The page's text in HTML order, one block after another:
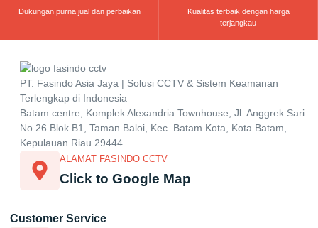
Dukungan purna jual dan perbaikan
Kualitas terbaik dengan harga
terjangkau
PT. Fasindo Asia Jaya | Solusi CCTV & Sistem Keamanan
Terlengkap di Indonesia
Batam centre, Komplek Alexandria Townhouse, Jl. Anggrek Sari
No.26 Blok B1, Taman Baloi, Kec. Batam Kota, Kota Batam,
Kepulauan Riau 29444
ALAMAT FASINDO CCTV
Click to Google Map
Customer Service